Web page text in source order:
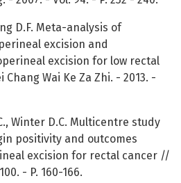
D.F. Meta-analysis of
excision and
excision for low rectal
Wai Ke Za Zhi. - 2013. -
Winter D.C. Multicentre study
positivity and outcomes
excision for rectal cancer //
- P. 160-166.